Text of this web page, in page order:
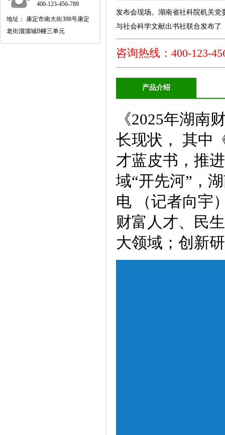
400-123-456-789
地址： 康定市南大街398号康定
老街溜溜城B幢三单元
发布会现场。湖南省社科院机关
与社会科学文献出书社联合发布了
咨询热线：400-123-
产品介绍
《2025年湖南
长现状， 其中
才蓝皮书，推
域“开先河”，
电 （记者向宇
财富人才、民
大领域；创新